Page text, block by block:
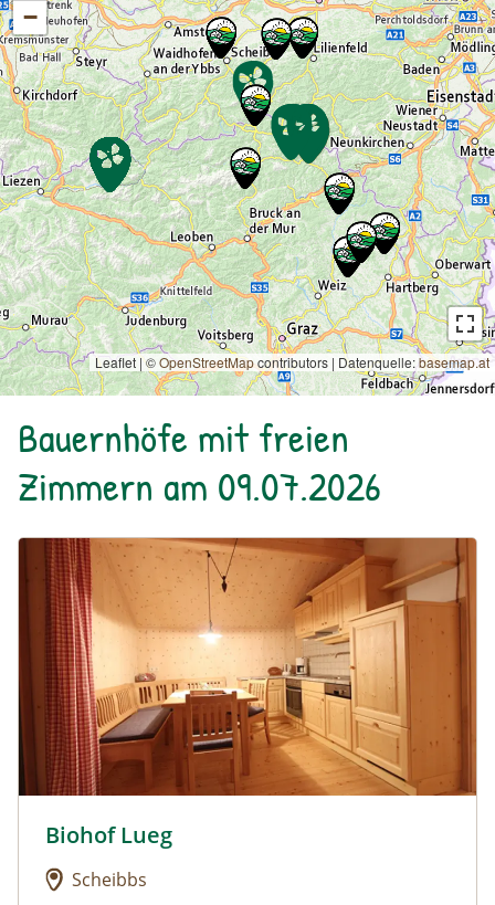
−
Leaflet | ©OpenStreetMapcontributors | Datenquelle:basemap.at
Bauernhöfe mit freien
Zimmern am 09.07.2026
Urlaub am Bauernhof: Biohof Lueg
Urlaub am Bauernhof: Biohof Lueg
Biohof Lueg
Scheibbs